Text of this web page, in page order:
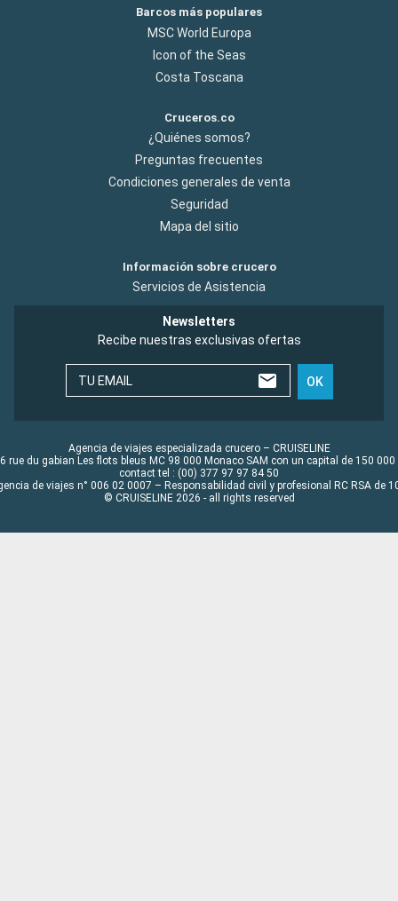
Barcos más populares
MSC World Europa
Icon of the Seas
Costa Toscana
Cruceros.co
¿Quiénes somos?
Preguntas frecuentes
Condiciones generales de venta
Seguridad
Mapa del sitio
Información sobre crucero
Servicios de Asistencia
Newsletters
Recibe nuestras exclusivas ofertas
TU EMAIL OK
Agencia de viajes especializada crucero – CRUISELINE
rue du gabian Les flots bleus MC 98 000 Monaco SAM con un capital de 150 000
contact tel : (00) 377 97 97 84 50
de viajes n° 006 02 0007 – Responsabilidad civil y profesional RC RSA de
© CRUISELINE 2026 - all rights reserved